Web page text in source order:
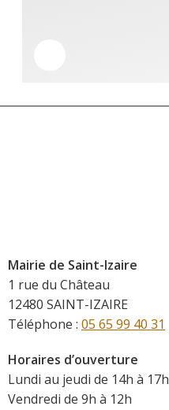
Mairie de Saint-Izaire
1 rue du Château
12480 SAINT-IZAIRE
Téléphone : 05 65 99 40 31
Horaires d’ouverture
Lundi au jeudi de 14h à 17h
Vendredi de 9h à 12h